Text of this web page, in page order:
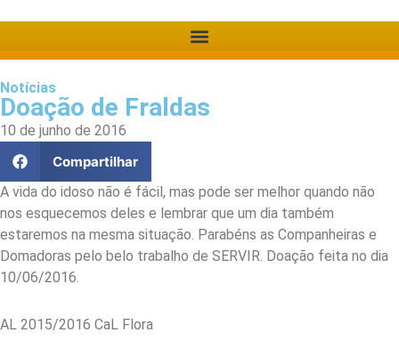
Notícias
Doação de Fraldas
10 de junho de 2016
Compartilhar
A vida do idoso não é fácil, mas pode ser melhor quando não
nos esquecemos deles e lembrar que um dia também
estaremos na mesma situação. Parabéns as Companheiras e
Domadoras pelo belo trabalho de SERVIR. Doação feita no dia
10/06/2016.
AL 2015/2016 CaL Flora